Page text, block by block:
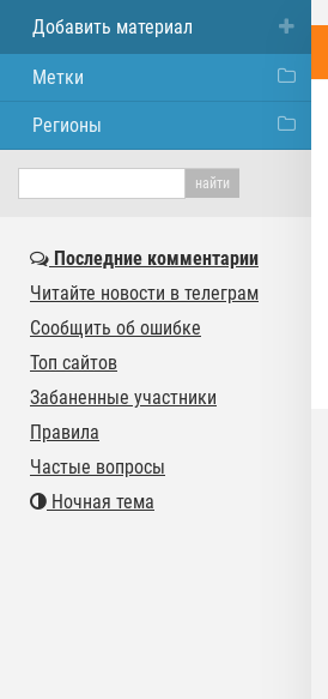
Добавить материал
Метки
Регионы
Последние комментарии
Читайте новости в телеграм
Сообщить об ошибке
Топ сайтов
Забаненные участники
Правила
Частые вопросы
Ночная тема